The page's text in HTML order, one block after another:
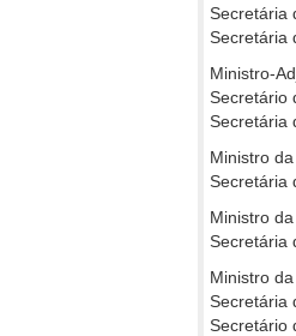
Secretária
Secretária
Ministro-
Secretário
Secretária
Ministro
Secretária
Ministro
Secretária
Ministro
Secretária
Secretário